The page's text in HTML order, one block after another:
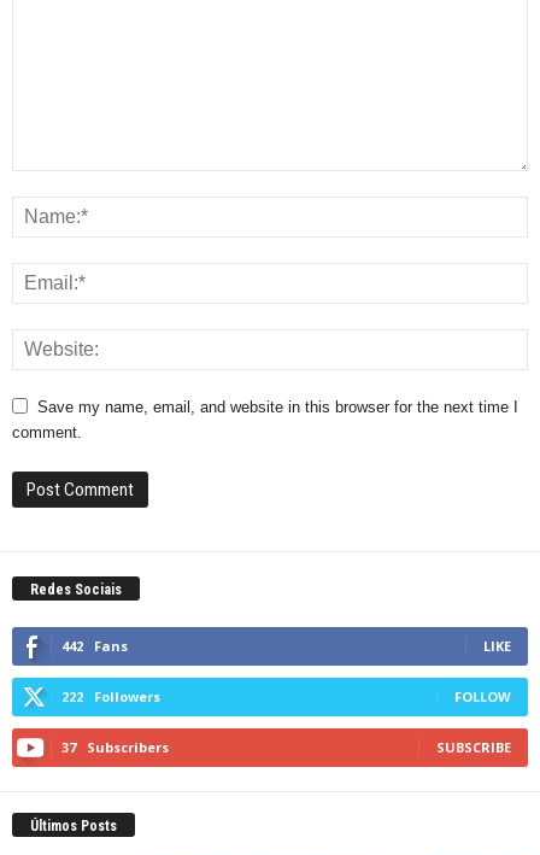
Save my name, email, and website in this browser for the next time I
comment.
Redes Sociais
442 Fans LIKE
222 Followers FOLLOW
37 Subscribers SUBSCRIBE
Últimos Posts